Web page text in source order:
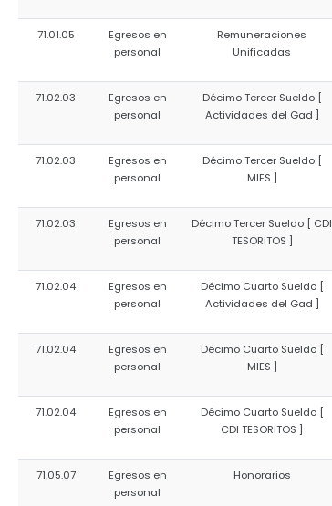
71.01.05
Egresos en
personal
Remuneraciones
Unificadas
71.02.03
Egresos en
personal
Décimo Tercer Sueldo [
Actividades del Gad ]
71.02.03
Egresos en
personal
Décimo Tercer Sueldo [
MIES ]
71.02.03
Egresos en
personal
Décimo Tercer Sueldo [ CDI
TESORITOS ]
71.02.04
Egresos en
personal
Décimo Cuarto Sueldo [
Actividades del Gad ]
71.02.04
Egresos en
personal
Décimo Cuarto Sueldo [
MIES ]
71.02.04
Egresos en
personal
Décimo Cuarto Sueldo [
CDI TESORITOS ]
71.05.07
Egresos en
personal
Honorarios